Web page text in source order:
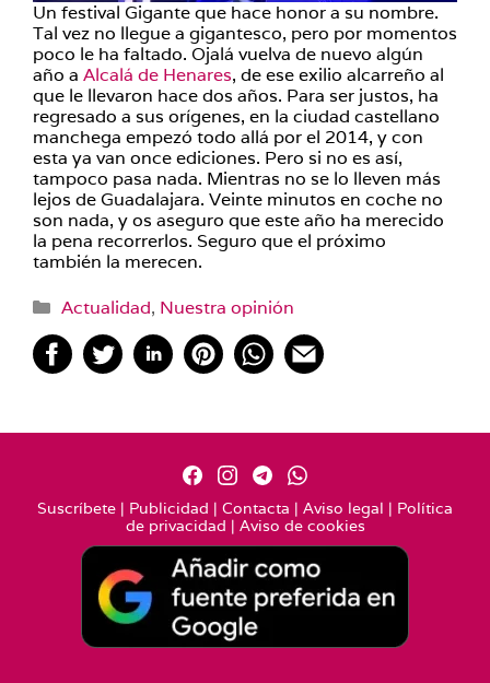
Un festival Gigante que hace honor a su nombre.
Tal vez no llegue a gigantesco, pero por momentos
poco le ha faltado. Ojalá vuelva de nuevo algún
año a Alcalá de Henares, de ese exilio alcarreño al
que le llevaron hace dos años. Para ser justos, ha
regresado a sus orígenes, en la ciudad castellano
manchega empezó todo allá por el 2014, y con
esta ya van once ediciones. Pero si no es así,
tampoco pasa nada. Mientras no se lo lleven más
lejos de Guadalajara. Veinte minutos en coche no
son nada, y os aseguro que este año ha merecido
la pena recorrerlos. Seguro que el próximo
también la merecen.
Categorías
Actualidad, Nuestra opinión
Suscríbete | Publicidad | Contacta | Aviso legal | Política
de privacidad | Aviso de cookies